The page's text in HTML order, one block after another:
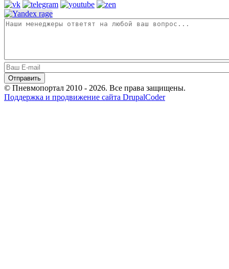
© Пневмопортал 2010 - 2026. Все права защищены.
Поддержка и продвижение сайта DrupalCoder